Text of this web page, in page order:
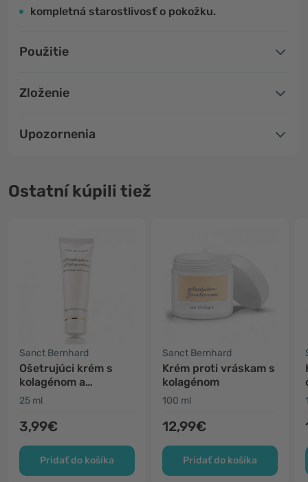
kompletná starostlivosť o pokožku.
Použitie
Zloženie
Upozornenia
Ostatní kúpili tiež
Sanct Bernhard
Ošetrujúci krém s
kolagénom a
karoténom
25 ml
3,99€
Pridať do košíka
Sanct Bernhard
Krém proti vráskam s
kolagénom
100 ml
12,99€
Pridať do košíka